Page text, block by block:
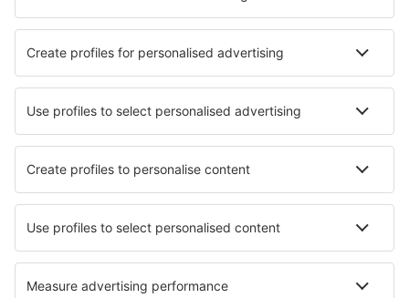
Hotels in Lagos Hotels in Port Harcourt Hotels in Warri
Hotels in Ilorin
Hotels in Frederick Hotels in Lubniewice
Hotels in Herisau Hotels in Point Pleasant